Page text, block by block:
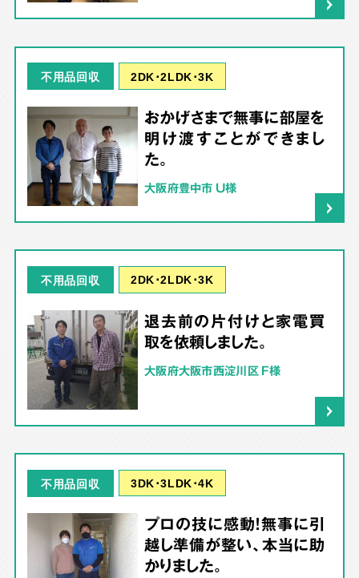
不用品回収 2DK･2LDK･3K
おかげさまで無事に部屋を
明け渡すことができまし
た。
大阪府豊中市 U様
不用品回収 2DK･2LDK･3K
退去前の片付けと家電買
取を依頼しました。
大阪府大阪市西淀川区 F様
不用品回収 3DK･3LDK･4K
プロの技に感動！無事に引
越し準備が整い、本当に助
かりました。